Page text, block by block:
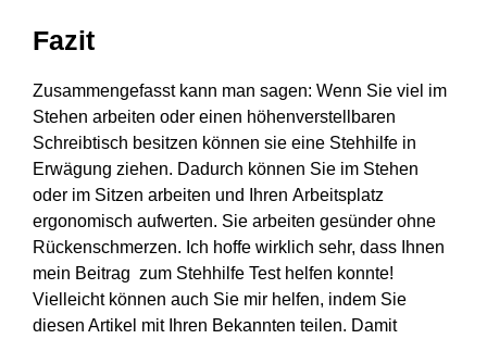
Fazit
Zusammengefasst kann man sagen: Wenn Sie viel im
Stehen arbeiten oder einen höhenverstellbaren
Schreibtisch besitzen können sie eine Stehhilfe in
Erwägung ziehen. Dadurch können Sie im Stehen
oder im Sitzen arbeiten und Ihren Arbeitsplatz
ergonomisch aufwerten. Sie arbeiten gesünder ohne
Rückenschmerzen. Ich hoffe wirklich sehr, dass Ihnen
mein Beitrag zum Stehhilfe Test helfen konnte!
Vielleicht können auch Sie mir helfen, indem Sie
diesen Artikel mit Ihren Bekannten teilen. Damit